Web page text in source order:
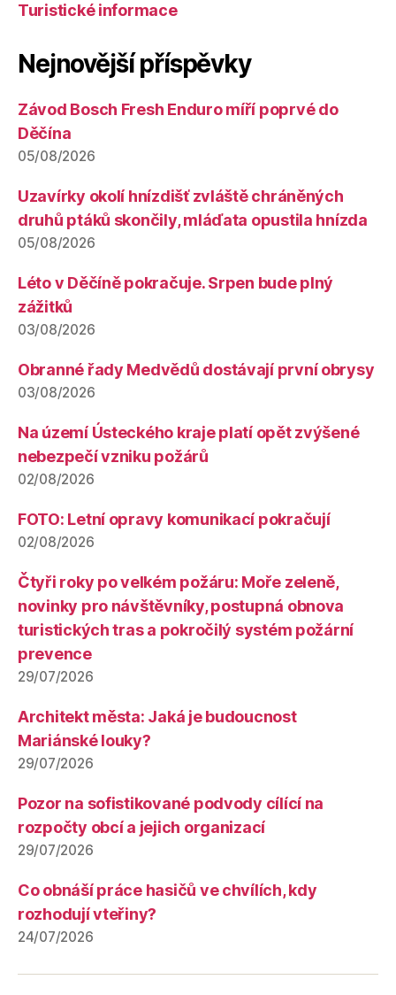
Turistické informace
Nejnovější příspěvky
Závod Bosch Fresh Enduro míří poprvé do
Děčína
05/08/2026
Uzavírky okolí hnízdišť zvláště chráněných
druhů ptáků skončily, mláďata opustila hnízda
05/08/2026
Léto v Děčíně pokračuje. Srpen bude plný
zážitků
03/08/2026
Obranné řady Medvědů dostávají první obrysy
03/08/2026
Na území Ústeckého kraje platí opět zvýšené
nebezpečí vzniku požárů
02/08/2026
FOTO: Letní opravy komunikací pokračují
02/08/2026
Čtyři roky po velkém požáru: Moře zeleně,
novinky pro návštěvníky, postupná obnova
turistických tras a pokročilý systém požární
prevence
29/07/2026
Architekt města: Jaká je budoucnost
Mariánské louky?
29/07/2026
Pozor na sofistikované podvody cílící na
rozpočty obcí a jejich organizací
29/07/2026
Co obnáší práce hasičů ve chvílích, kdy
rozhodují vteřiny?
24/07/2026